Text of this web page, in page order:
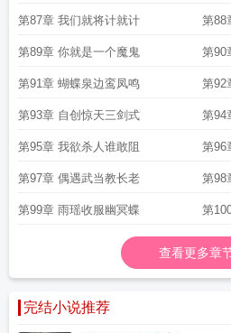
第87章 我们就将计就计 第88
第89章 你就是一个魔鬼 第90
第91章 蝴蝶泉边鸾凤鸣 第92
第93章 自创惊天三剑式 第94
第95章 我欲杀人谁敢阻 第96
第97章 偶遇武当教长老 第98
第99章 雨瑶收服幽冥蝶 第
查看更多章节
完结小说推荐